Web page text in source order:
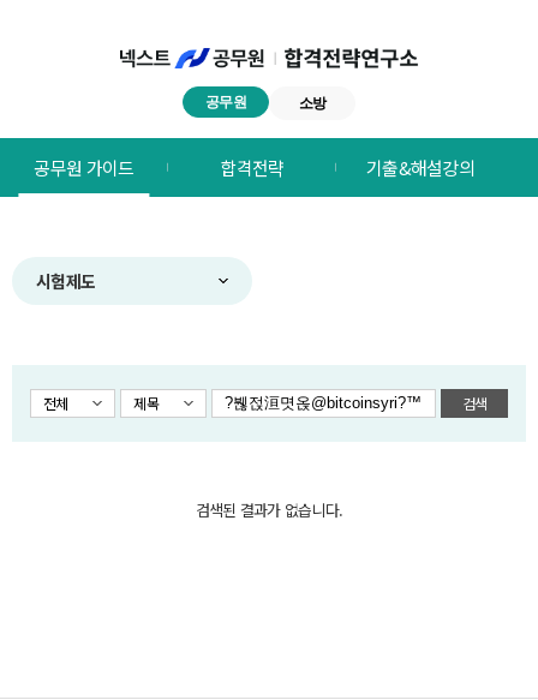
공무원 소방
합격전략연구소
메뉴
공무원 가이드 합격전략 기출&해설강의
시험제도
전체 제목 검색
검색된 결과가 없습니다.